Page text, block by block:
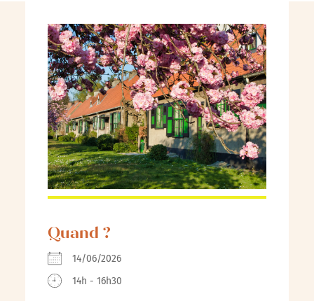
Quand ?
14/06/2026
14h - 16h30